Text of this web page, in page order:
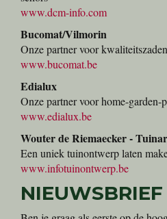
www.dcm-info.com
Bucomat/Vilmorin
Onze partner voor kwaliteitszaden
www.bucomat.be
Edialux
Onze partner voor home-garden-
www.edialux.be
Wouter de Riemaecker -
Een uniek tuinontwerp laten
www.infotuinontwerp.be
NIEUWSBRIEF